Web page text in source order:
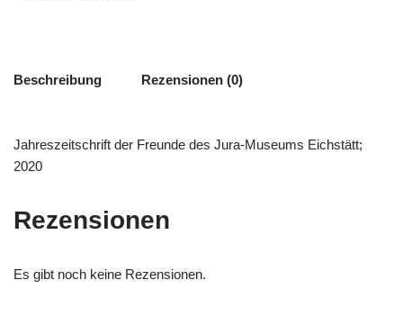
Beschreibung Rezensionen (0)
Jahreszeitschrift der Freunde des Jura-Museums Eichstätt;
2020
Rezensionen
Es gibt noch keine Rezensionen.